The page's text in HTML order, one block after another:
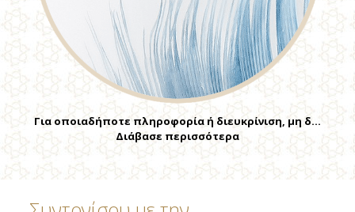
Για οποιαδήποτε πληροφορία ή διευκρίνιση, μη δ…
Διάβασε περισσότερα